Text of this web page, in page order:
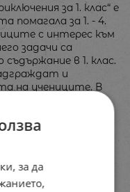
за 1. клас“ е
помагала за 1. - 4.
с интерес към
задачи са
в 1. клас.
и
на учениците. В
или
развива
решаване на
за геометричните
на текстови
да
решения.
за да